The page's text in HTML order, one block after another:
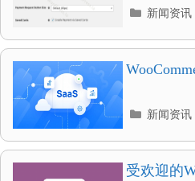
分
录
新闻资讯
分
录
新闻资讯
受欢迎的